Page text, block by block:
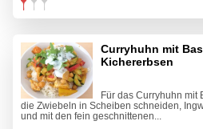
Curryhuhn mit
Kichererbsen
Für das Curryhuhn mit
die Zwiebeln in Scheiben schneiden,
und mit den fein geschnittenen...